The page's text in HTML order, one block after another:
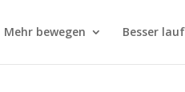
Mehr bewegen Besser